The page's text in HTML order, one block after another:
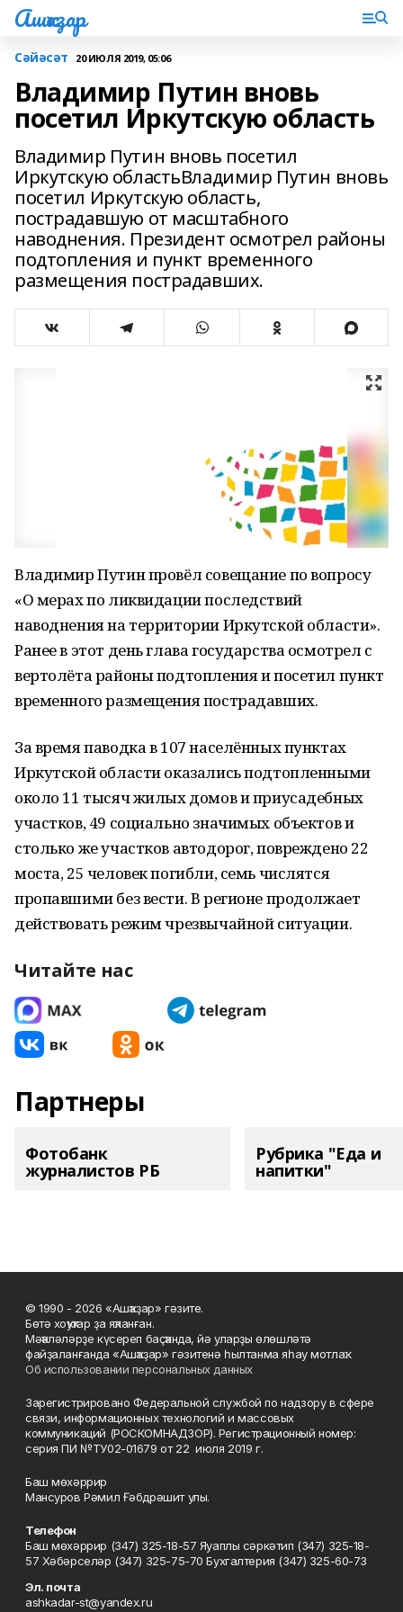
Ашҡаҙар
Сәйәсәт 20 ИЮЛЯ 2019, 05:06
Владимир Путин вновь
посетил Иркутскую область
Владимир Путин вновь посетил
Иркутскую областьВладимир Путин вновь
посетил Иркутскую область,
пострадавшую от масштабного
наводнения. Президент осмотрел районы
подтопления и пункт временного
размещения пострадавших.
Владимир Путин провёл совещание по вопросу
«О мерах по ликвидации последствий
наводнения на территории Иркутской области».
Ранее в этот день глава государства осмотрел с
вертолёта районы подтопления и посетил пункт
временного размещения пострадавших.
За время паводка в 107 населённых пунктах
Иркутской области оказались подтопленными
около 11 тысяч жилых домов и приусадебных
участков, 49 социально значимых объектов и
столько же участков автодорог, повреждено 22
моста, 25 человек погибли, семь числятся
пропавшими без вести. В регионе продолжает
действовать режим чрезвычайной ситуации.
Читайте нас
Партнеры
Фотобанк
журналистов РБ
Рубрика "Еда и
напитки"
© 1990 - 2026 «Ашҡаҙар» гәзите.
Бөтә хоҡуҡтар ҙа яҡланған.
Мәҡәләләрҙе күсереп баҫҡанда, йә уларҙы өлөшләтә
файҙаланғанда «Ашҡаҙар» гәзитенә һылтанма яһау мотлаҡ.
Об использовании персональных данных
Зарегистрировано Федеральной службой по надзору в сфере
связи, информационных технологий и массовых
коммуникаций (РОСКОМНАДЗОР). Регистрационный номер:
серия ПИ №ТУ02-01679 от 22 июля 2019 г.
Баш мөхәррир
Мансуров Рәмил Ғәбдрәшит улы.
Телефон
Баш мөхәррир (347) 325-18-57 Яуаплы сәркәтип (347) 325-18-
57 Хәбәрселәр (347) 325-75-70 Бухгалтерия (347) 325-60-73
Эл. почта
ashkadar-st@yandex.ru